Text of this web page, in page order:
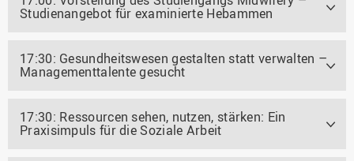
Studienangebot für examinierte Hebammen
17:30: Gesundheitswesen gestalten statt verwalten –
Managementtalente gesucht
17:30: Ressourcen sehen, nutzen, stärken: Ein
Praxisimpuls für die Soziale Arbeit